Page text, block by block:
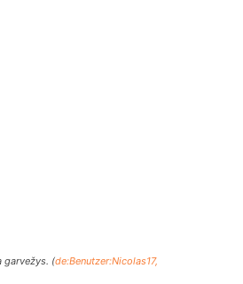
garvežys. (de:Benutzer:Nicolas17,